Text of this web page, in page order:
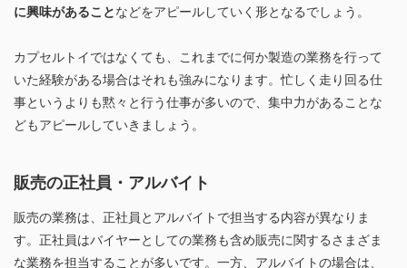
に興味があることなどをアピールしていく形となるでしょう。
カプセルトイではなくても、これまでに何か製造の業務を行って
いた経験がある場合はそれも強みになります。忙しく走り回る仕
事というよりも黙々と行う仕事が多いので、集中力があることな
どもアピールしていきましょう。
販売の正社員・アルバイト
販売の業務は、正社員とアルバイトで担当する内容が異なりま
す。正社員はバイヤーとしての業務も含め販売に関するさまざま
な業務を担当することが多いです。一方、アルバイトの場合は、